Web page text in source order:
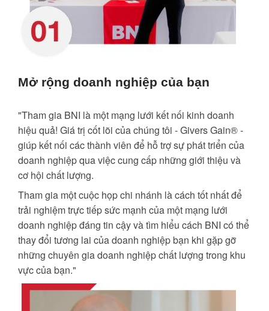
Mở rộng doanh nghiệp của bạn
"Tham gia BNI là một mạng lưới kết nối kinh doanh
hiệu quả! Giá trị cốt lõi của chúng tôi - Givers Gain® -
giúp kết nối các thành viên để hỗ trợ sự phát triển của
doanh nghiệp qua việc cung cấp những giới thiệu và
cơ hội chất lượng.
Tham gia một cuộc họp chi nhánh là cách tốt nhất để
trải nghiệm trực tiếp sức mạnh của một mạng lưới
doanh nghiệp đáng tin cậy và tìm hiểu cách BNI có thể
thay đổi tương lai của doanh nghiệp bạn khi gặp gỡ
những chuyên gia doanh nghiệp chất lượng trong khu
vực của bạn."